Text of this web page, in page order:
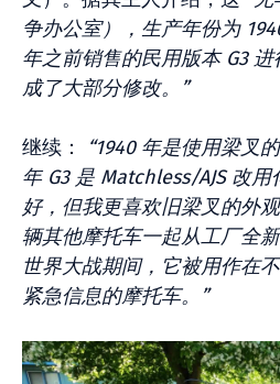
争办公室），生产年份为
年之前销售的民用版本 G3
成了大部分修改。”
继续：
“1940 年是使用梁叉
年 G3 是 Matchless/AJS 改
好，但我更喜欢旧梁叉的外
辆其他摩托车一起从工厂全
世界大战期间，它被用作在
紧急信息的摩托车。”